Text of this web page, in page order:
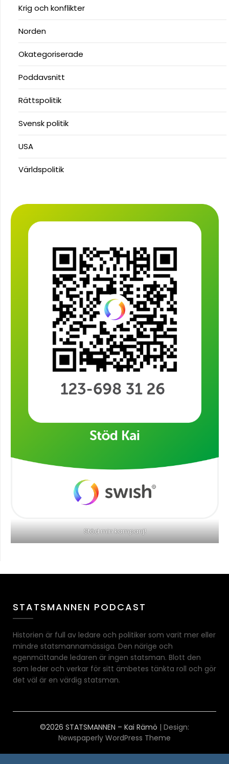
Krig och konflikter
Norden
Okategoriserade
Poddavsnitt
Rättspolitik
Svensk politik
USA
Världspolitik
Stöd min kampanj!
STATSMANNEN PODCAST
Historien är full av ledare och politiker som varit mer eller
mindre statsmannamässiga. Den närige och
egenmättande ledaren är ingen statsman. Blott den
som leder och verkar för sitt ämbetes tänkta roll och gör
det väl är en värdig statsman.
©2026 STATSMANNEN – Kai Rämö | Design:
Newspaperly WordPress Theme